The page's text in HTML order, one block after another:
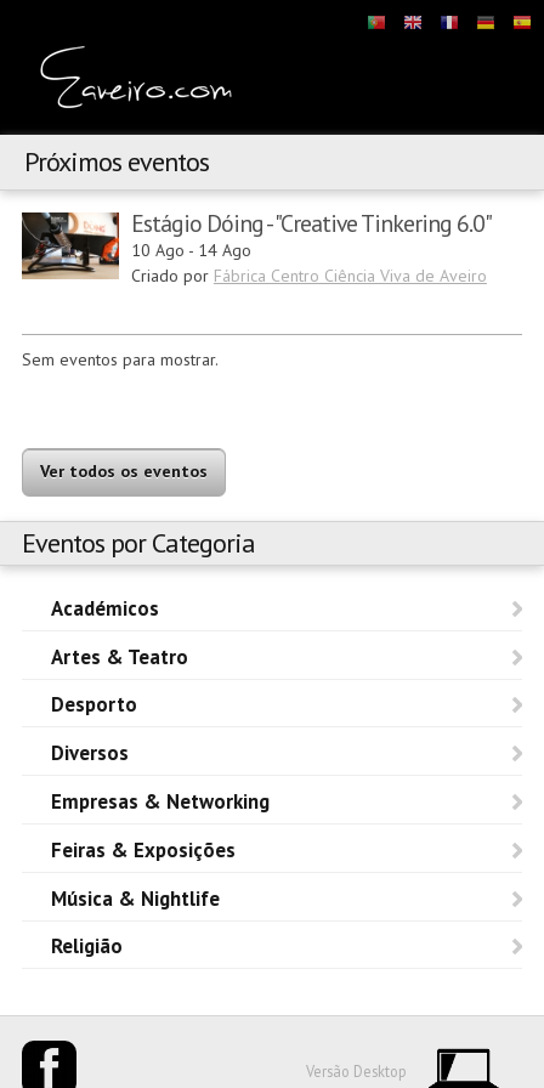
Próximos eventos
Estágio Dóing - "Creative Tinkering 6.0"
10 Ago - 14 Ago
Criado por Fábrica Centro Ciência Viva de Aveiro
Sem eventos para mostrar.
Ver todos os eventos
Eventos por Categoria
Académicos
Artes & Teatro
Desporto
Diversos
Empresas & Networking
Feiras & Exposições
Música & Nightlife
Religião
Versão Desktop